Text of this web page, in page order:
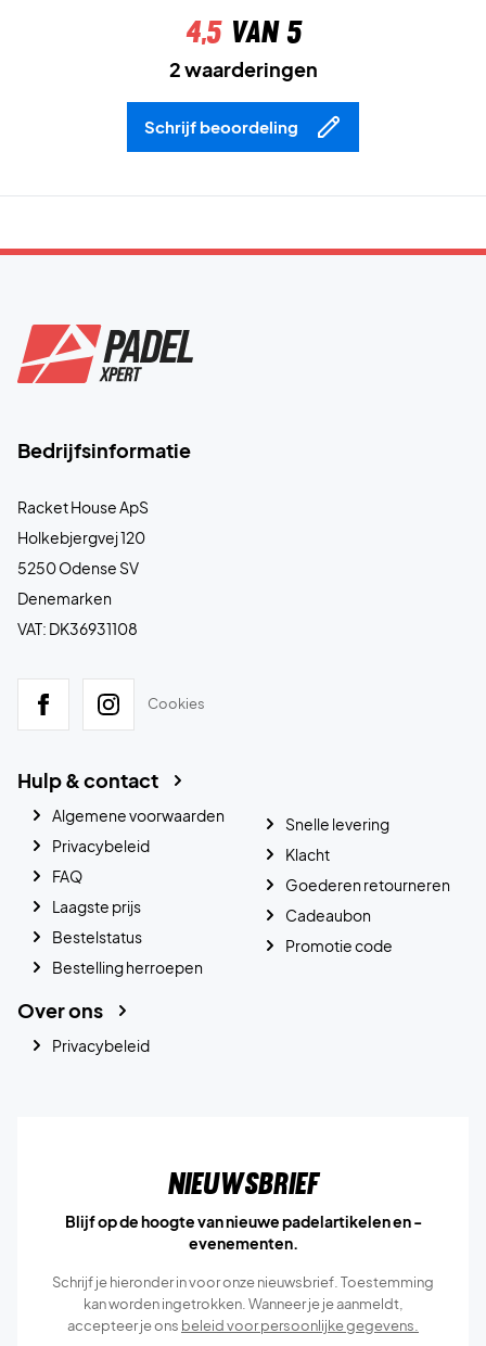
4,5van 5
2 waarderingen
Schrijf beoordeling
Bedrijfsinformatie
Racket House ApS
Holkebjergvej 120
5250 Odense SV
Denemarken
VAT: DK36931108
Cookies
Hulp & contact
Algemene voorwaarden
Privacybeleid
FAQ
Laagste prijs
Bestelstatus
Bestelling herroepen
Snelle levering
Klacht
Goederen retourneren
Cadeaubon
Promotie code
Over ons
Privacybeleid
Nieuwsbrief
Blijf op de hoogte van nieuwe padelartikelen en -
evenementen.
Schrijf je hieronder in voor onze nieuwsbrief. Toestemming
kan worden ingetrokken. Wanneer je je aanmeldt,
accepteer je ons beleid voor persoonlijke gegevens.